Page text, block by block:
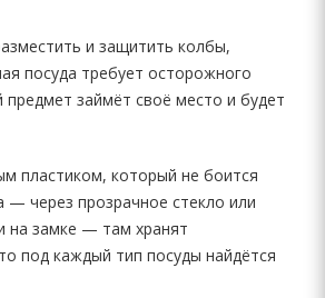
и защитить колбы,
посуда требует осторожного
займёт своё место и будет
пластиком, который не боится
— через прозрачное стекло или
на замке — там хранят
под каждый тип посуды найдётся